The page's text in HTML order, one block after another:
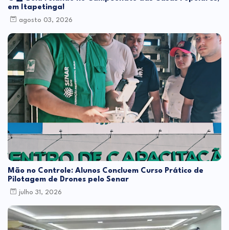
em Itapetinga!
agosto 03, 2026
Mão no Controle: Alunos Concluem Curso Prático de
Pilotagem de Drones pelo Senar
julho 31, 2026